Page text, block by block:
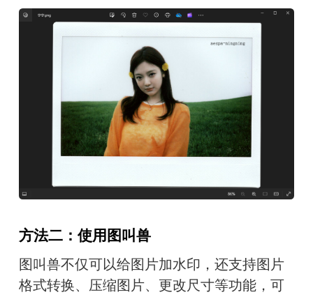
方法二：使用图叫兽
图叫兽不仅可以给图片加水印，还支持图片
格式转换、压缩图片、更改尺寸等功能，可